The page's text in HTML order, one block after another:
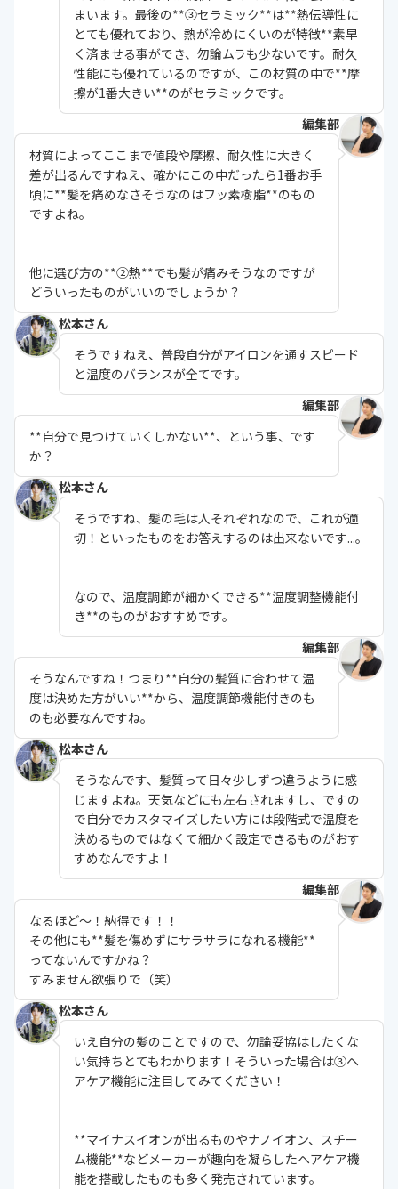
まいます。最後の**③セラミック**は**熱伝導性に
とても優れており、熱が冷めにくいのが特徴**素早
く済ませる事ができ、勿論ムラも少ないです。耐久
性能にも優れているのですが、この材質の中で**摩
擦が1番大きい**のがセラミックです。
編集部
材質によってここまで値段や摩擦、耐久性に大きく
差が出るんですねえ、確かにこの中だったら1番お手
頃に**髪を痛めなさそうなのはフッ素樹脂**のもの
ですよね。
他に選び方の**②熱**でも髪が痛みそうなのですが
どういったものがいいのでしょうか？
松本さん
そうですねえ、普段自分がアイロンを通すスピード
と温度のバランスが全てです。
編集部
**自分で見つけていくしかない**、という事、です
か？
松本さん
そうですね、髪の毛は人それぞれなので、これが適
切！といったものをお答えするのは出来ないです...。
なので、温度調節が細かくできる**温度調整機能付
き**のものがおすすめです。
編集部
そうなんですね！つまり**自分の髪質に合わせて温
度は決めた方がいい**から、温度調節機能付きのも
のも必要なんですね。
松本さん
そうなんです、髪質って日々少しずつ違うように感
じますよね。天気などにも左右されますし、ですの
で自分でカスタマイズしたい方には段階式で温度を
決めるものではなくて細かく設定できるものがおす
すめなんですよ！
編集部
なるほど〜！納得です！！
その他にも**髪を傷めずにサラサラになれる機能**
ってないんですかね？
すみません欲張りで（笑）
松本さん
いえ自分の髪のことですので、勿論妥協はしたくな
い気持ちとてもわかります！そういった場合は③ヘ
アケア機能に注目してみてください！
**マイナスイオンが出るものやナノイオン、スチー
ム機能**などメーカーが趣向を凝らしたヘアケア機
能を搭載したものも多く発売されています。